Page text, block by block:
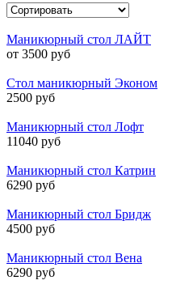
Маникюрный стол ЛАЙТ
от 3500 руб
Стол маникюрный Эконом
2500 руб
Маникюрный стол Лофт
11040 руб
Маникюрный стол Катрин
6290 руб
Маникюрный стол Бридж
4500 руб
Маникюрный стол Вена
6290 руб